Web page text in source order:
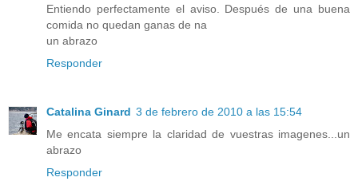
Entiendo perfectamente el aviso. Después de una buena
comida no quedan ganas de na
un abrazo
Responder
Catalina Ginard 3 de febrero de 2010 a las 15:54
Me encata siempre la claridad de vuestras imagenes...un
abrazo
Responder